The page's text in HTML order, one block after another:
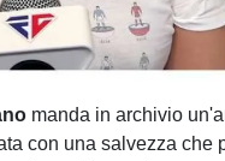
manda in archivio
con una salvezza che